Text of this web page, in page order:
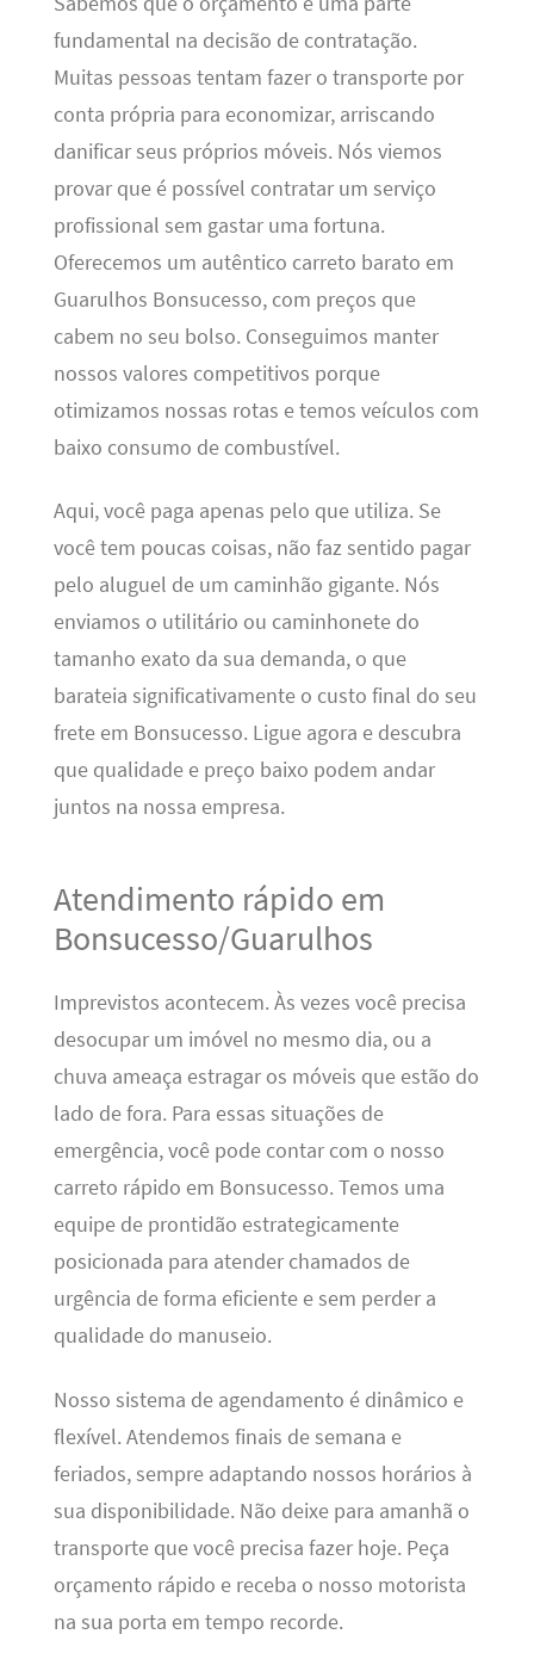
fundamental na decisão de contratação.
Muitas pessoas tentam fazer o transporte por
conta própria para economizar, arriscando
danificar seus próprios móveis. Nós viemos
provar que é possível contratar um serviço
profissional sem gastar uma fortuna.
Oferecemos um autêntico carreto barato em
Guarulhos Bonsucesso, com preços que
cabem no seu bolso. Conseguimos manter
nossos valores competitivos porque
otimizamos nossas rotas e temos veículos com
baixo consumo de combustível.
Aqui, você paga apenas pelo que utiliza. Se
você tem poucas coisas, não faz sentido pagar
pelo aluguel de um caminhão gigante. Nós
enviamos o utilitário ou caminhonete do
tamanho exato da sua demanda, o que
barateia significativamente o custo final do seu
frete em Bonsucesso. Ligue agora e descubra
que qualidade e preço baixo podem andar
juntos na nossa empresa.
Atendimento rápido em
Bonsucesso/Guarulhos
Imprevistos acontecem. Às vezes você precisa
desocupar um imóvel no mesmo dia, ou a
chuva ameaça estragar os móveis que estão do
lado de fora. Para essas situações de
emergência, você pode contar com o nosso
carreto rápido em Bonsucesso. Temos uma
equipe de prontidão estrategicamente
posicionada para atender chamados de
urgência de forma eficiente e sem perder a
qualidade do manuseio.
Nosso sistema de agendamento é dinâmico e
flexível. Atendemos finais de semana e
feriados, sempre adaptando nossos horários à
sua disponibilidade. Não deixe para amanhã o
transporte que você precisa fazer hoje. Peça
orçamento rápido e receba o nosso motorista
na sua porta em tempo recorde.